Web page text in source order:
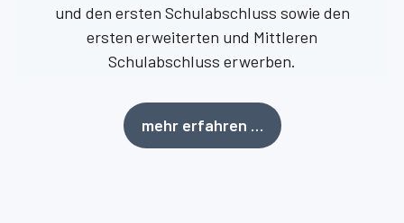
und den ersten Schulabschluss sowie den
ersten erweiterten und Mittleren
Schulabschluss erwerben.
mehr erfahren …